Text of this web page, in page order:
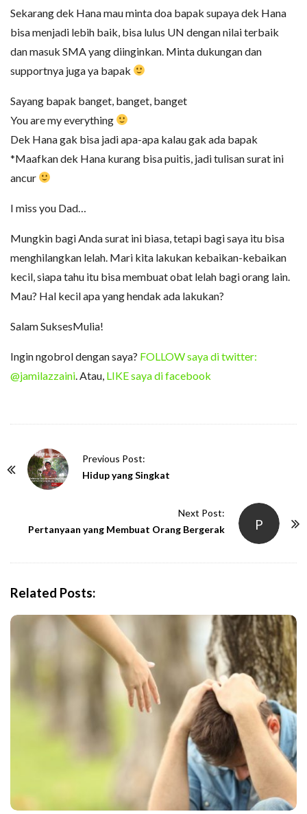
Sekarang dek Hana mau minta doa bapak supaya dek Hana
bisa menjadi lebih baik, bisa lulus UN dengan nilai terbaik
dan masuk SMA yang diinginkan. Minta dukungan dan
supportnya juga ya bapak
Sayang bapak banget, banget, banget
You are my everything
Dek Hana gak bisa jadi apa-apa kalau gak ada bapak
*Maafkan dek Hana kurang bisa puitis, jadi tulisan surat ini
ancur
I miss you Dad…
Mungkin bagi Anda surat ini biasa, tetapi bagi saya itu bisa
menghilangkan lelah. Mari kita lakukan kebaikan-kebaikan
kecil, siapa tahu itu bisa membuat obat lelah bagi orang lain.
Mau? Hal kecil apa yang hendak ada lakukan?
Salam SuksesMulia!
Ingin ngobrol dengan saya? FOLLOW saya di twitter:
@jamilazzaini . Atau, LIKE saya di facebook
Previous Post:
Hidup yang Singkat
P
Next Post:
Pertanyaan yang Membuat Orang Bergerak
Related Posts: